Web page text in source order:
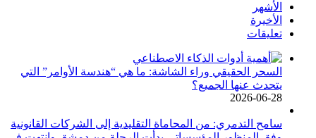
الأشهر
الأخيرة
تعليقات
السحر الحقيقي وراء الشاشة: ما هي “هندسة الأوامر” التي
يتحدث عنها الجميع؟
2026-06-28
سامح التدمري: من المحاماة التقليدية إلى الشركات القانونية